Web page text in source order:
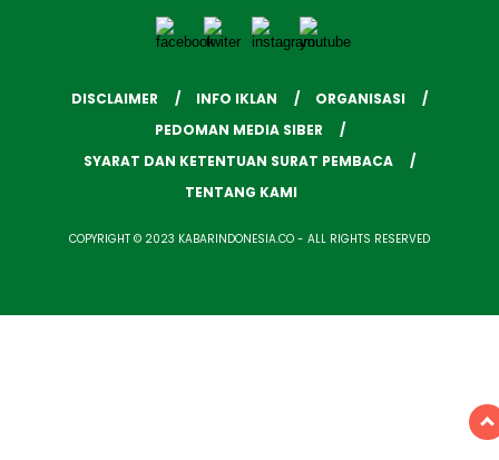
DISCLAIMER INFO IKLAN
ORGANISASI
PEDOMAN MEDIA SIBER
SYARAT DAN KETENTUAN SURAT PEMBACA
TENTANG KAMI
COPYRIGHT © 2023 KABARINDONESIA.CO - ALL RIGHTS RESERVED